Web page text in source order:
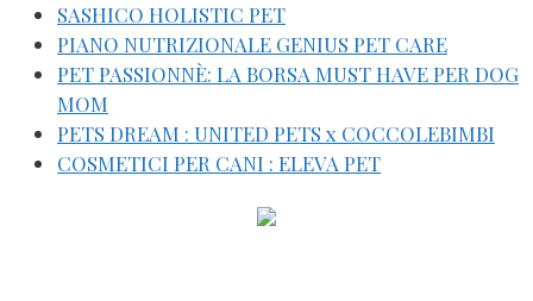
SASHICO HOLISTIC PET
PIANO NUTRIZIONALE GENIUS PET CARE
PET PASSIONNÈ: LA BORSA MUST HAVE PER DOG
MOM
PETS DREAM : UNITED PETS x COCCOLEBIMBI
COSMETICI PER CANI : ELEVA PET